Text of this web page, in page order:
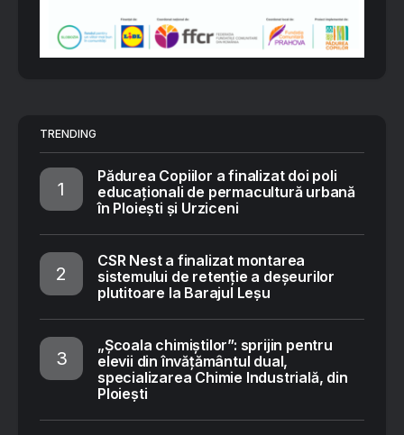
TRENDING
Pădurea Copiilor a finalizat doi poli
educaționali de permacultură urbană
în Ploiești și Urziceni
CSR Nest a finalizat montarea
sistemului de retenție a deșeurilor
plutitoare la Barajul Leșu
„Școala chimiștilor”: sprijin pentru
elevii din învățământul dual,
specializarea Chimie Industrială, din
Ploiești